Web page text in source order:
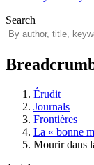
Search
Érudit
Journals
Frontières
La « bonne
Mourir dans